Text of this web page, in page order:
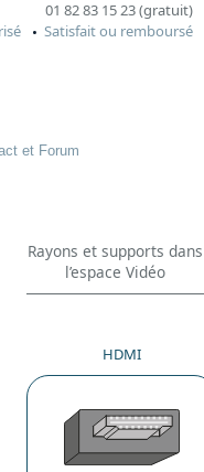
01 82 83 15 23 (gratuit)
Satisfait ou remboursé
et Forum
Rayons et supports dans
l’espace Vidéo
HDMI